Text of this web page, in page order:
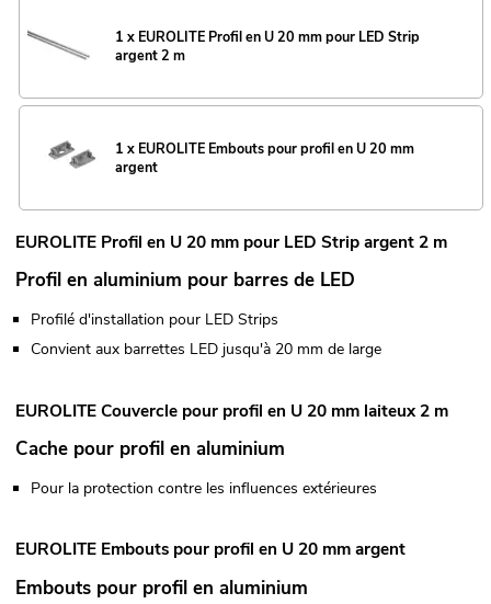
1 x EUROLITE Profil en U 20 mm pour LED Strip
argent 2 m
1 x EUROLITE Embouts pour profil en U 20 mm
argent
EUROLITE Profil en U 20 mm pour LED Strip argent 2 m
Profil en aluminium pour barres de LED
Profilé d'installation pour LED Strips
Convient aux barrettes LED jusqu'à 20 mm de large
EUROLITE Couvercle pour profil en U 20 mm laiteux 2 m
Cache pour profil en aluminium
Pour la protection contre les influences extérieures
EUROLITE Embouts pour profil en U 20 mm argent
Embouts pour profil en aluminium